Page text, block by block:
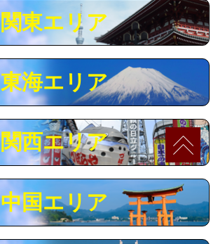
未満） 55,000円
以上） 66,000円
厚さ10㎝まで） 27,500円
厚さ10㎝超え） 38,500円
10㎝まで） 27,500円
16,500円
関東エリア
東海エリア
関西エリア
中国エリア